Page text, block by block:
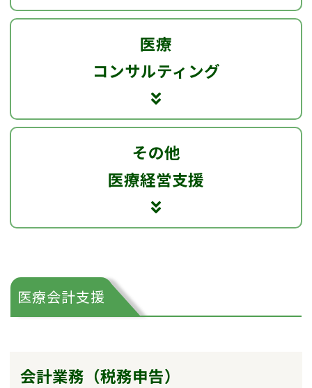
医療
コンサルティング
その他
医療経営支援
医療会計支援
会計業務（税務申告）